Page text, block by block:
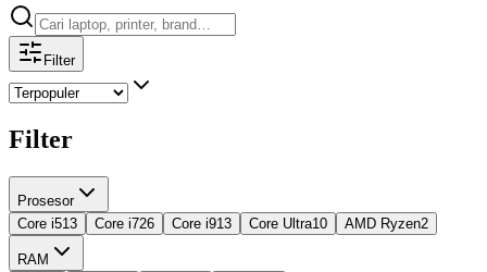
Filter
Filter
Prosesor
Core i513 Core i726 Core i913 Core Ultra10 AMD Ryzen2
RAM